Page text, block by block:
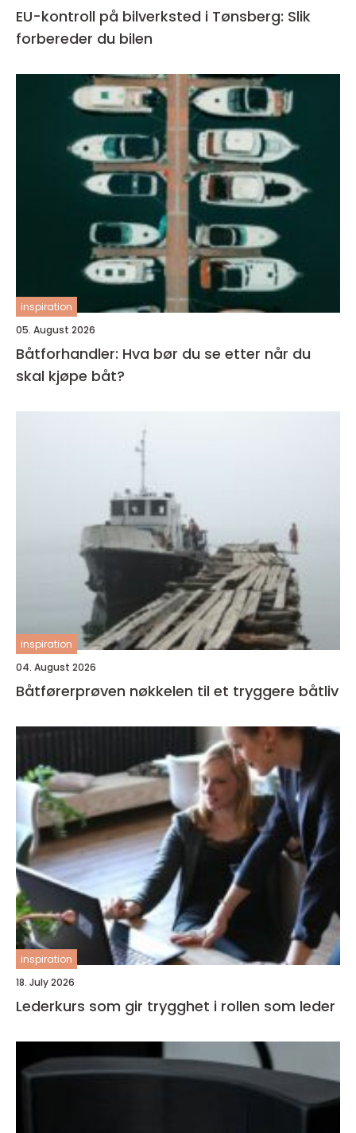
EU-kontroll på bilverksted i Tønsberg: Slik
forbereder du bilen
inspiration
05. August 2026
Båtforhandler: Hva bør du se etter når du
skal kjøpe båt?
inspiration
04. August 2026
Båtførerprøven nøkkelen til et tryggere båtliv
inspiration
18. July 2026
Lederkurs som gir trygghet i rollen som leder